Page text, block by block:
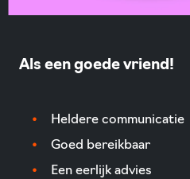
Als een goede vriend!
Heldere communicatie
Goed bereikbaar
Een eerlijk advies